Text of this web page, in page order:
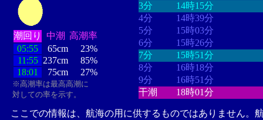
潮回り 中潮 高潮率
05:55
65cm
23%
11:55 237cm
85%
18:01
75cm 27%
※高潮率は最高高潮に
対しての率を示す。
3分
14時15分
4分
14時39分
5分
15時03分
6分
15時26分
7分
15時51分
8分
16時18分
9分
16時51分
干潮
18時01分
ここでの情報は、航海の用に供するものではありません。